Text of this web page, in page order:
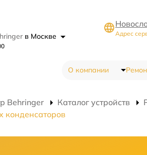
в Москве Адрес
О компании
Behringer Каталог устройств
конденсаторов